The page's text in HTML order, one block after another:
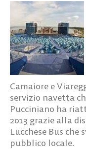
Camaiore e
servizio navetta
Pucciniano ha
2013 grazie alla
Lucchese Bus
pubblico locale.